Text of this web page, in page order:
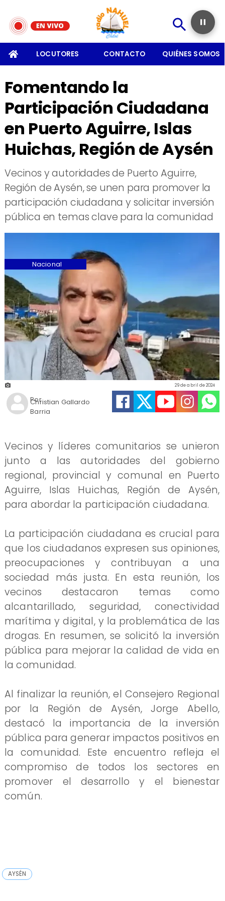
LOCUTORES CONTACTO QUIÉNES SOMOS
Fomentando la
Participación Ciudadana
en Puerto Aguirre, Islas
Huichas, Región de Aysén
​Vecinos y autoridades de Puerto Aguirre,
Región de Aysén, se unen para promover la
participación ciudadana y solicitar inversión
pública en temas clave para la comunidad
Christian Gallardo
Barria
29 de abril de 2024
Nacional
Por
Vecinos y líderes comunitarios se unieron
junto a las autoridades del gobierno
regional, provincial y comunal en Puerto
Aguirre, Islas Huichas, Región de Aysén,
para abordar la participación ciudadana.
La participación ciudadana es crucial para
que los ciudadanos expresen sus opiniones,
preocupaciones y contribuyan a una
sociedad más justa. En esta reunión, los
vecinos destacaron temas como
alcantarillado, seguridad, conectividad
marítima y digital, y la problemática de las
drogas. En resumen, se solicitó la inversión
pública para mejorar la calidad de vida en
la comunidad.
Al finalizar la reunión, el Consejero Regional
por la Región de Aysén, Jorge Abello,
destacó la importancia de la inversión
pública para generar impactos positivos en
la comunidad. Este encuentro refleja el
compromiso de todos los sectores en
promover el desarrollo y el bienestar
común.
AYSÉN